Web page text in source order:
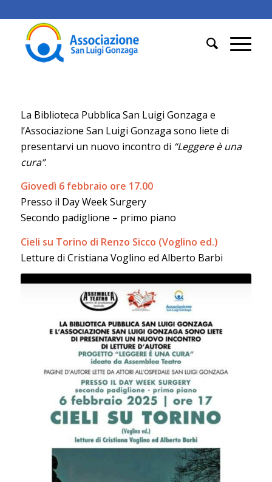
La Biblioteca Pubblica San Luigi Gonzaga e
l’Associazione San Luigi Gonzaga sono liete di
presentarvi un nuovo incontro di “Leggere è una
cura”.
Giovedì 6 febbraio ore 17.00
Presso il Day Week Surgery
Secondo padiglione – primo piano
Cieli su Torino di Renzo Sicco (Voglino ed.)
Letture di Cristiana Voglino ed Alberto Barbi